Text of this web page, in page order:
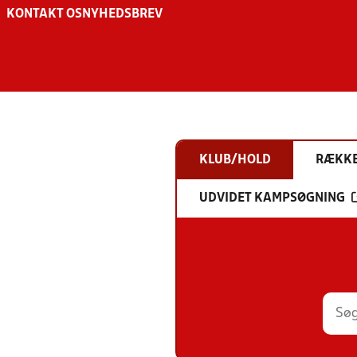
KONTAKT OS NYHEDSBREV
KLUB/HOLD
UDVIDET KAMPSØGNING